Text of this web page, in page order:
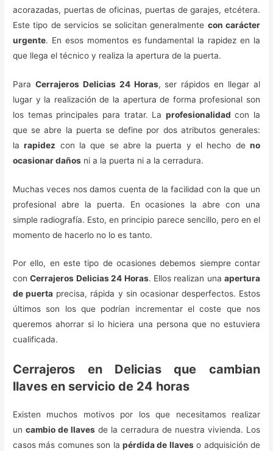
acorazadas, puertas de oficinas, puertas de garajes, etcétera.
Este tipo de servicios se solicitan generalmente con carácter
urgente. En esos momentos es fundamental la rapidez en la
que llega el técnico y realiza la apertura de la puerta.
Para Cerrajeros Delicias 24 Horas, ser rápidos en llegar al
lugar y la realización de la apertura de forma profesional son
los temas principales para tratar. La profesionalidad con la
que se abre la puerta se define por dos atributos generales:
larapidez con la que se abre la puerta y el hecho de no
ocasionar daños ni a la puerta ni a la cerradura.
Muchas veces nos damos cuenta de la facilidad con la que un
profesional abre la puerta. En ocasiones la abre con una
simple radiografía. Esto, en principio parece sencillo, pero en el
momento de hacerlo no lo es tanto.
Por ello, en este tipo de ocasiones debemos siempre contar
conCerrajeros Delicias 24 Horas. Ellos realizan una apertura
de puerta precisa, rápida y sin ocasionar desperfectos. Estos
últimos son los que podrían incrementar el coste que nos
queremos ahorrar si lo hiciera una persona que no estuviera
cualificada.
Cerrajeros en Delicias que cambian
llaves en servicio de 24 horas
Existen muchos motivos por los que necesitamos realizar
uncambio de llaves de la cerradura de nuestra vivienda. Los
casos más comunes son la pérdida de llaveso adquisición de